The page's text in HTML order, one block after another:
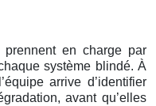
en charge par
système blindé. À
arrive d’identifier
avant qu’elles